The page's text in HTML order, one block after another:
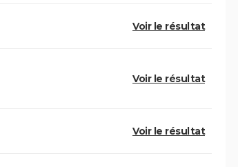
Voir le résultat
Voir le résultat
Voir le résultat